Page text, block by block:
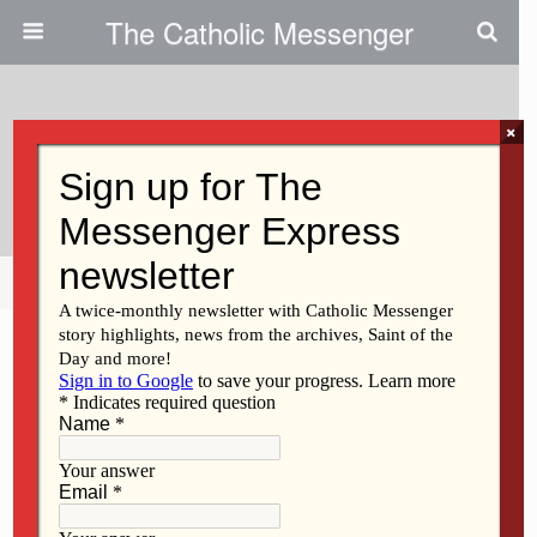
The Catholic Messenger
¿Qué Están Celebrando?
Share Tweet
×